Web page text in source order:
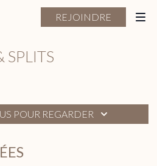
REJOINDRE
POUR REGARDER